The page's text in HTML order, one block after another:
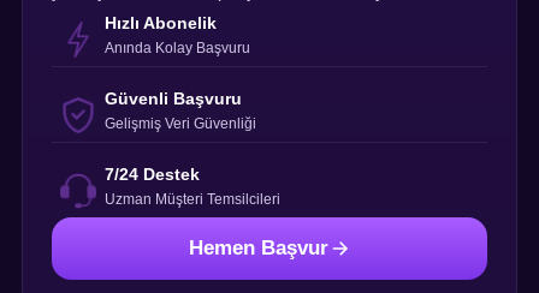
Hızlı Abonelik
Anında Kolay Başvuru
Güvenli Başvuru
Gelişmiş Veri Güvenliği
7/24 Destek
Uzman Müşteri Temsilcileri
Hemen Başvur